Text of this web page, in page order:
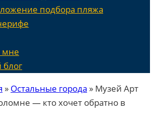
подбора пляжа
» Остальные города » Музей Арт
— кто хочет обратно в